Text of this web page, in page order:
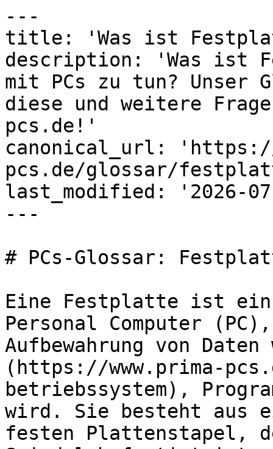
---
title: 'Was ist
description: 'Was ist
mit PCs zu tun? Unser
diese und weitere
pcs.de!'
canonical_url: 'https://
pcs.de/glossar/
last_modified: '2026-
---
# PCs-Glossar:
Eine Festplatte ist ein
Personal Computer
Aufbewahrung von
(https://www.prima-
betriebssystem),
wird. Sie besteht aus
festen Plattenstapel,